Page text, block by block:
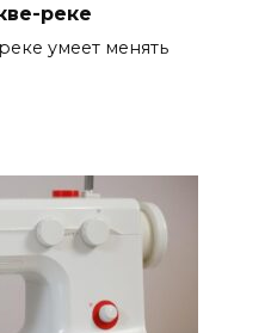
реке
умеет менять